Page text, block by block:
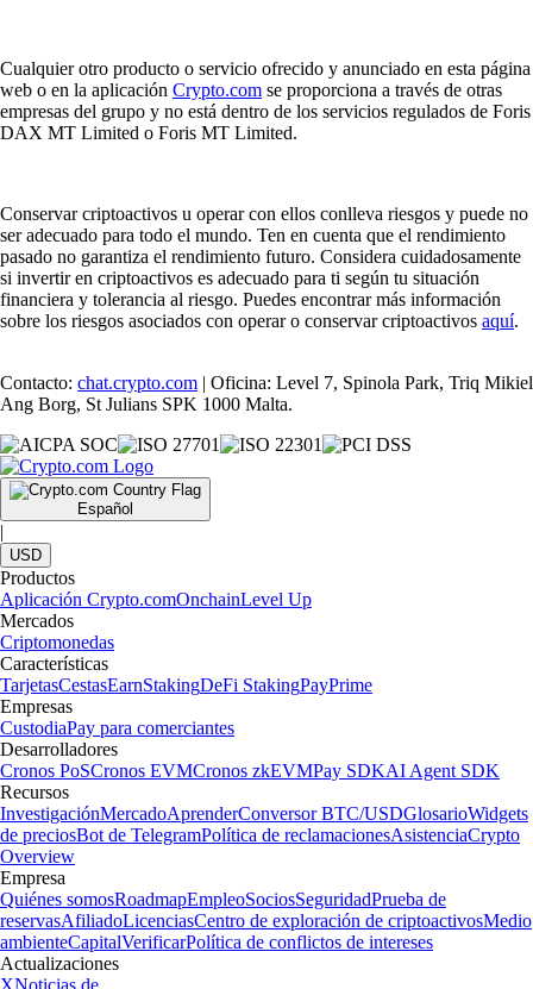
Cualquier otro producto o servicio ofrecido y anunciado en esta página
web o en la aplicación Crypto.com se proporciona a través de otras
empresas del grupo y no está dentro de los servicios regulados de Foris
DAX MT Limited o Foris MT Limited.
Conservar criptoactivos u operar con ellos conlleva riesgos y puede no
ser adecuado para todo el mundo. Ten en cuenta que el rendimiento
pasado no garantiza el rendimiento futuro. Considera cuidadosamente
si invertir en criptoactivos es adecuado para ti según tu situación
financiera y tolerancia al riesgo. Puedes encontrar más información
sobre los riesgos asociados con operar o conservar criptoactivos aquí.
Contacto: chat.crypto.com | Oficina: Level 7, Spinola Park, Triq Mikiel
Ang Borg, St Julians SPK 1000 Malta.
Español
|
USD
Productos
Aplicación Crypto.comOnchainLevel Up
Mercados
Criptomonedas
Características
TarjetasCestasEarnStakingDeFi StakingPayPrime
Empresas
CustodiaPay para comerciantes
Desarrolladores
Cronos PoSCronos EVMCronos zkEVMPay SDKAI Agent SDK
Recursos
InvestigaciónMercadoAprenderConversor BTC/USDGlosarioWidgets
de preciosBot de TelegramPolítica de reclamacionesAsistenciaCrypto
Overview
Empresa
Quiénes somosRoadmapEmpleoSociosSeguridadPrueba de
reservasAfiliadoLicenciasCentro de exploración de criptoactivosMedio
ambienteCapitalVerificarPolítica de conflictos de intereses
Actualizaciones
XNoticias de